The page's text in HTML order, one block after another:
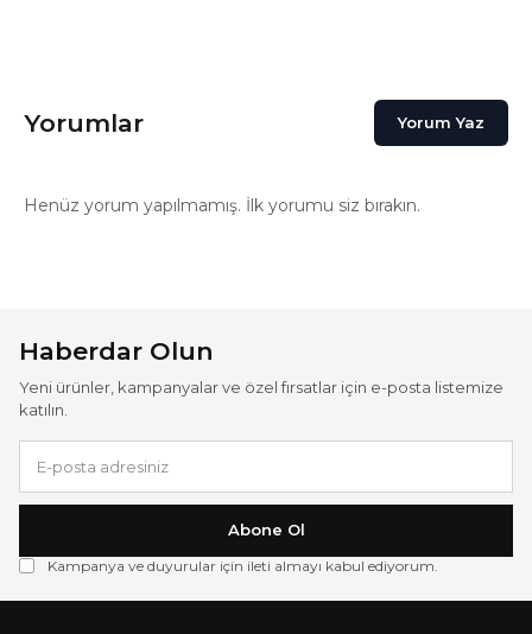
Yorumlar Yorum Yaz
Henüz yorum yapılmamış. İlk yorumu siz bırakın.
Haberdar Olun
Yeni ürünler, kampanyalar ve özel fırsatlar için e-posta listemize
katılın.
Abone Ol
Kampanya ve duyurular için ileti almayı kabul ediyorum.